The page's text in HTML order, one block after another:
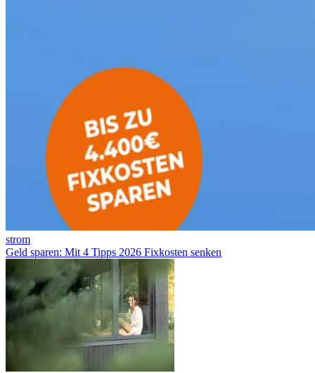
strom
Geld sparen: Mit 4 Tipps 2026 Fixkosten senken